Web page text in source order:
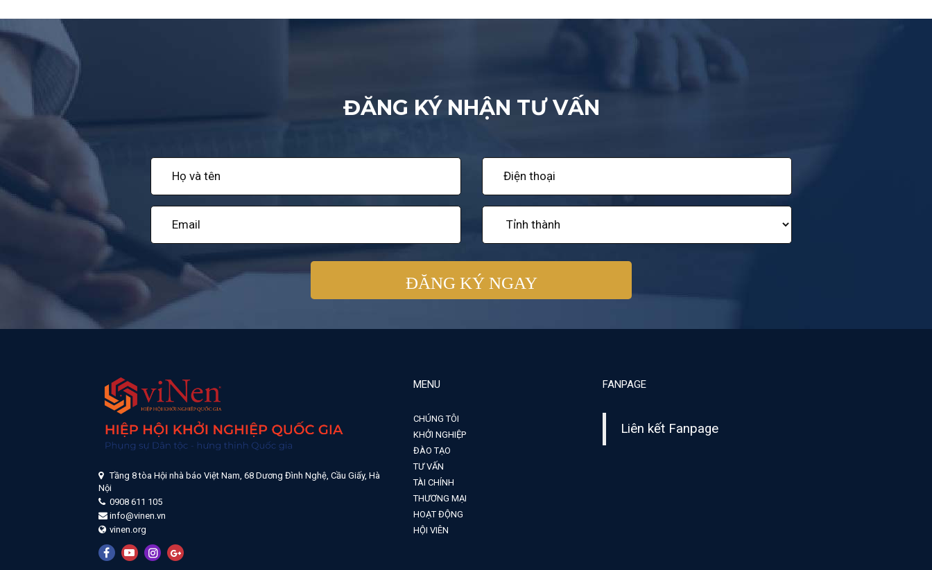
ĐĂNG KÝ NHẬN TƯ VẤN
Tầng 8 tòa Hội nhà báo Việt Nam, 68 Dương Đình Nghệ, Cầu Giấy, Hà
Nội
0908 611 105
info@vinen.vn
vinen.org
MENU
CHÚNG TÔI
KHỞI NGHIỆP
ĐÀO TẠO
TƯ VẤN
TÀI CHÍNH
THƯƠNG MẠI
HOẠT ĐỘNG
HỘI VIÊN
FANPAGE
Liên kết Fanpage